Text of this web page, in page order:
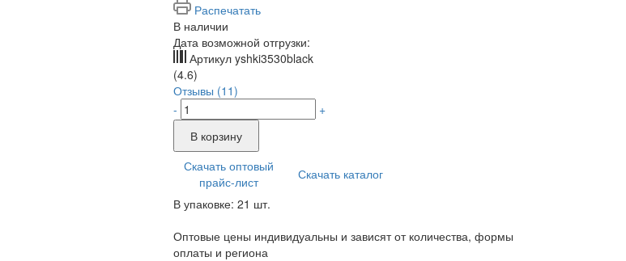
Распечатать
В наличии
Дата возможной отгрузки:
Артикул yshki3530black
(4.6)
Отзывы (11)
-
+
В корзину
Скачать оптовый
прайс-лист
Скачать каталог
В упаковке: 21 шт.
Оптовые цены индивидуальны и зависят от количества, формы
оплаты и региона